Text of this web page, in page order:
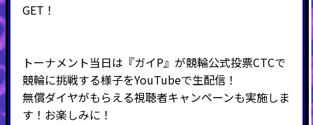
GET！
トーナメント当日は『ガイP』が競輪公式投票CTCで
競輪に挑戦する様子をYouTubeで生配信！
無償ダイヤがもらえる視聴者キャンペーンも実施しま
す！お楽しみに！